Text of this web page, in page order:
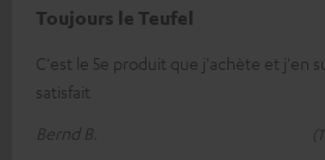
Toujours le Teufel
C'est le 5e produit que j'achète et j'en
satisfait
Bernd B.